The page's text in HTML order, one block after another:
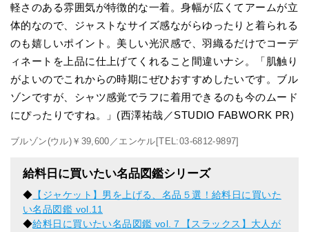
軽さのある雰囲気が特徴的な一着。身幅が広くてアームが立
体的なので、ジャストなサイズ感ながらゆったりと着られる
のも嬉しいポイント。美しい光沢感で、羽織るだけでコーデ
ィネートを上品に仕上げてくれること間違いナシ。「肌触り
がよいのでこれからの時期にぜひおすすめしたいです。ブル
ゾンですが、シャツ感覚でラフに着用できるのも今のムード
にぴったりですね。」(西澤祐哉／STUDIO FABWORK PR)
ブルゾン(ウル)￥39,600／エンケル[TEL:03-6812-9897]
給料日に買いたい名品図鑑シリーズ
◆ 【ジャケット】男を上げる、名品５選！給料日に買いた
い名品図鑑 vol.11
◆給料日に買いたい名品図鑑 vol.７【スラックス】大人が